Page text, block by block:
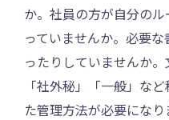
か。社員の方が自分の
っていませんか。必要
ったりしていませんか。
「社外秘」「一般」な
た管理方法が必要にな